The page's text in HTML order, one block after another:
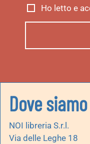
Ho letto e
Dove siamo
NOI libreria S.r.l.
Via delle Leghe 18